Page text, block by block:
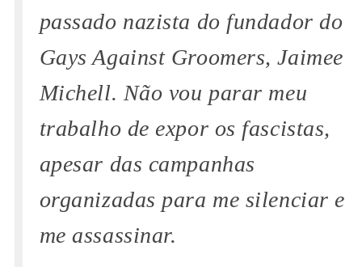
passado nazista do fundador do
Gays Against Groomers, Jaimee
Michell. Não vou parar meu
trabalho de expor os fascistas,
apesar das campanhas
organizadas para me silenciar e
me assassinar.